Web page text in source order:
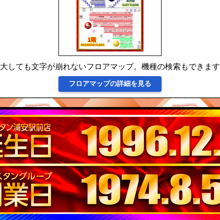
しても文字が崩れないフロアマップ。機種の検索もできま
フロアマップの詳細を見る